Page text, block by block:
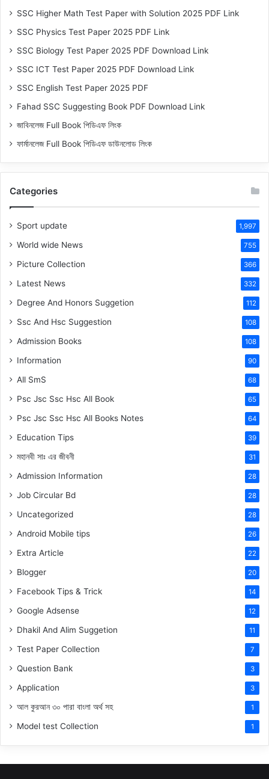
SSC Higher Math Test Paper with Solution 2025 PDF Link
SSC Physics Test Paper 2025 PDF Link
SSC Biology Test Paper 2025 PDF Download Link
SSC ICT Test Paper 2025 PDF Download Link
SSC English Test Paper 2025 PDF
Fahad SSC Suggesting Book PDF Download Link
জাবিনলেজ Full Book পিডিএফ লিংক
ফার্মানলেজ Full Book পিডিএফ ডাউনলোড লিংক
Categories
Sport update 1,997
World wide News 755
Picture Collection 366
Latest News 332
Degree And Honors Suggetion 112
Ssc And Hsc Suggestion 108
Admission Books 108
Information 90
All SmS 68
Psc Jsc Ssc Hsc All Book 65
Psc Jsc Ssc Hsc All Books Notes 64
Education Tips 39
মহানবী সাঃ এর জীবনী 31
Admission Information 28
Job Circular Bd 28
Uncategorized 28
Android Mobile tips 26
Extra Article 22
Blogger 20
Facebook Tips & Trick 14
Google Adsense 12
Dhakil And Alim Suggetion 11
Test Paper Collection 7
Question Bank 3
Application 3
আল কুরআন ৩০ পারা বাংলা অর্থ সহ 1
Model test Collection 1